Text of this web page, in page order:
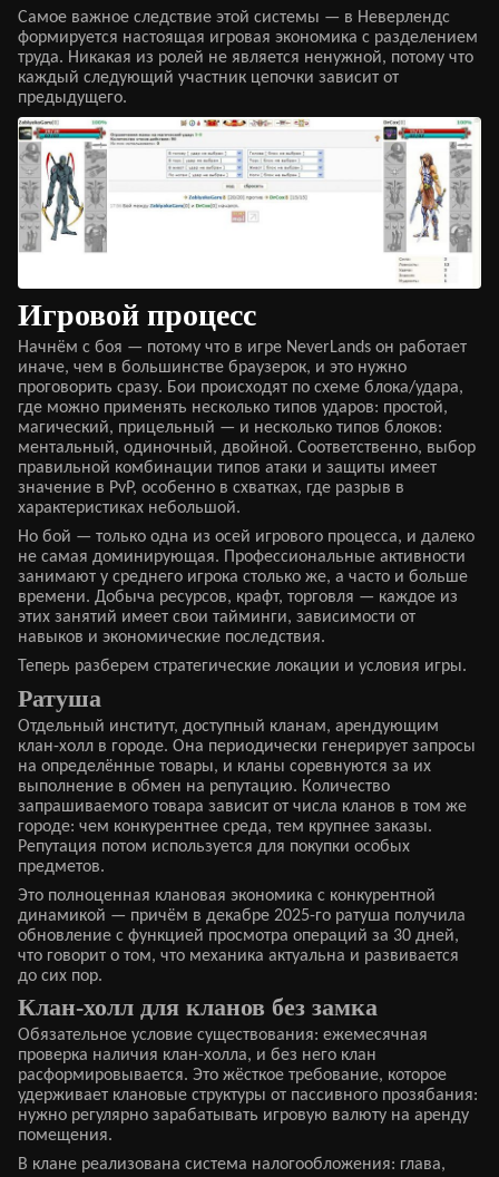
Самое важное следствие этой системы — в Неверлендс
формируется настоящая игровая экономика с разделением
труда. Никакая из ролей не является ненужной, потому что
каждый следующий участник цепочки зависит от
предыдущего.
Игровой процесс
Начнём с боя — потому что в игре NeverLands он работает
иначе, чем в большинстве браузерок, и это нужно
проговорить сразу. Бои происходят по схеме блока/удара,
где можно применять несколько типов ударов: простой,
магический, прицельный — и несколько типов блоков:
ментальный, одиночный, двойной. Соответственно, выбор
правильной комбинации типов атаки и защиты имеет
значение в PvP, особенно в схватках, где разрыв в
характеристиках небольшой.
Но бой — только одна из осей игрового процесса, и далеко
не самая доминирующая. Профессиональные активности
занимают у среднего игрока столько же, а часто и больше
времени. Добыча ресурсов, крафт, торговля — каждое из
этих занятий имеет свои тайминги, зависимости от
навыков и экономические последствия.
Теперь разберем стратегические локации и условия игры.
Ратуша
Отдельный институт, доступный кланам, арендующим
клан-холл в городе. Она периодически генерирует запросы
на определённые товары, и кланы соревнуются за их
выполнение в обмен на репутацию. Количество
запрашиваемого товара зависит от числа кланов в том же
городе: чем конкурентнее среда, тем крупнее заказы.
Репутация потом используется для покупки особых
предметов.
Это полноценная клановая экономика с конкурентной
динамикой — причём в декабре 2025-го ратуша получила
обновление с функцией просмотра операций за 30 дней,
что говорит о том, что механика актуальна и развивается
до сих пор.
Клан-холл для кланов без замка
Обязательное условие существования: ежемесячная
проверка наличия клан-холла, и без него клан
расформировывается. Это жёсткое требование, которое
удерживает клановые структуры от пассивного прозябания:
нужно регулярно зарабатывать игровую валюту на аренду
помещения.
В клане реализована система налогообложения: глава,